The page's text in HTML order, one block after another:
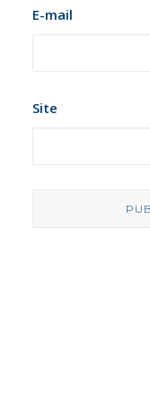
E-mail
Site